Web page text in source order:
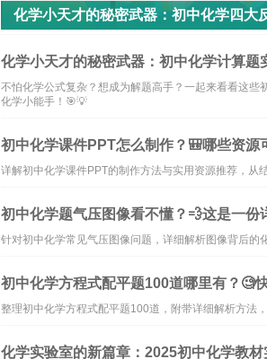
化学小天才的秘密武器：初中化学四大
化学小天才的秘密武器：初中化学计算题
不怕化学公式复杂？想成为解题高手？一起来看看这
化学小能手！🎯💡
初中化学课件PPT怎么制作？🎒哪些资源
详解初中化学课件PPT的制作方法与实用资源推荐，从
初中化学题气压图像看不懂？💨这是一份
针对初中化学常见气压图像问题，详细解析图像背后的
初中化学方程式配平题100道哪里有？🧐
整理初中化学方程式配平题100道，附带详细解析方法
化学实验室的新篇章：2025初中化学教